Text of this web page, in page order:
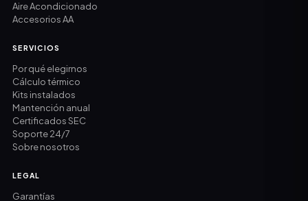
Aire Acondicionado
Accesorios AA
SERVICIOS
Por qué elegirnos
Cálculo térmico
Kits instalados
Mantención anual
Certificados SEC
Soporte 24/7
Sobre nosotros
LEGAL
Garantías